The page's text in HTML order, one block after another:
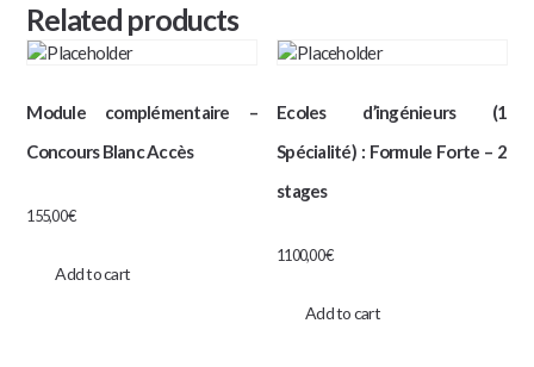
+
week-
concours
quantity
Related products
Module complémentaire –
Concours Blanc Accès
155,00€
Add to cart
Ecoles d’ingénieurs (1
Spécialité) : Formule Forte – 2
stages
1100,00€
Add to cart